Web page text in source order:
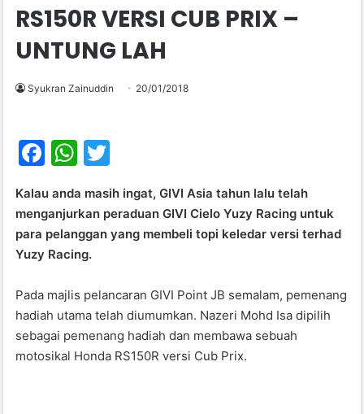
RS150R VERSI CUB PRIX –
UNTUNG LAH
Syukran Zainuddin 20/01/2018
F
c
e
b
o
k
W
at
s
A
p
itt
er
Kalau anda masih ingat, GIVI Asia tahun lalu telah
menganjurkan peraduan GIVI Cielo Yuzy Racing untuk
para pelanggan yang membeli topi keledar versi terhad
Yuzy Racing.
Pada majlis pelancaran GIVI Point JB semalam, pemenang
hadiah utama telah diumumkan. Nazeri Mohd Isa dipilih
sebagai pemenang hadiah dan membawa sebuah
motosikal Honda RS150R versi Cub Prix.